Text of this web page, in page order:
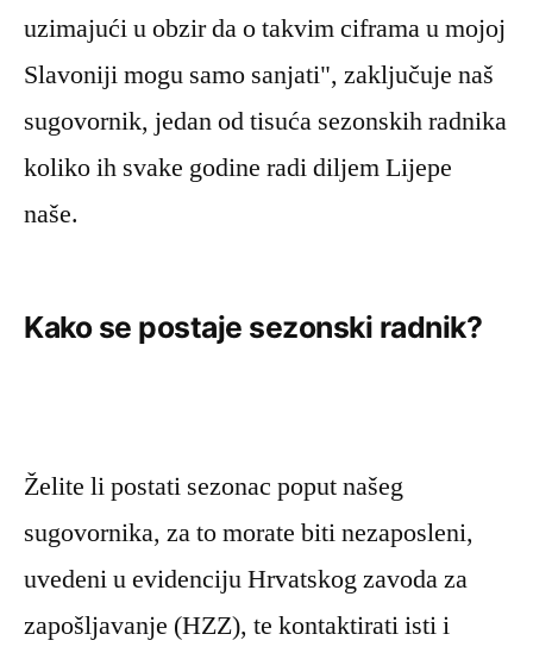
uzimajući u obzir da o takvim ciframa u mojoj
Slavoniji mogu samo sanjati", zaključuje naš
sugovornik, jedan od tisuća sezonskih radnika
koliko ih svake godine radi diljem Lijepe
naše.
Kako se postaje sezonski radnik?
Želite li postati sezonac poput našeg
sugovornika, za to morate biti nezaposleni,
uvedeni u evidenciju Hrvatskog zavoda za
zapošljavanje (HZZ), te kontaktirati isti i